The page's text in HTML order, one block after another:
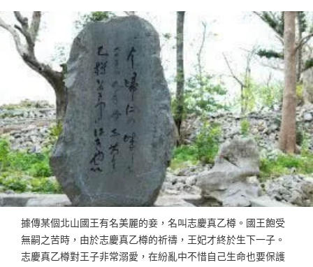
據傳某個北山國王有名美麗的妾，名叫志慶真乙樽 。國王飽受
無嗣之苦時，由於志慶真乙樽的祈禱，王妃才終於生下一子。
志慶真乙樽對王子非常溺愛，在紛亂中不惜自己生命也要保護